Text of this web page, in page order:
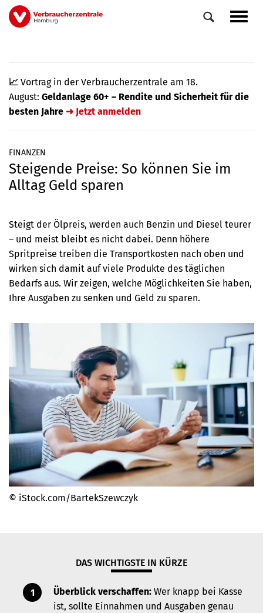
Direkt
zum
📈 Vortrag in der Verbraucherzentrale am 18.
August: Geldanlage 60+ – Rendite und Sicherheit für die
besten Jahre ➜ Jetzt anmelden
Veranstaltungen
0
Elemente
FINANZEN
Steigende Preise: So können Sie im
Alltag Geld sparen
Steigt der Ölpreis, werden auch Benzin und Diesel teurer
– und meist bleibt es nicht dabei. Denn höhere
Spritpreise treiben die Transportkosten nach oben und
wirken sich damit auf viele Produkte des täglichen
Bedarfs aus. Wir zeigen, welche Möglichkeiten Sie haben,
Ihre Ausgaben zu senken und Geld zu sparen.
© iStock.com/BartekSzewczyk
DAS WICHTIGSTE IN KÜRZE
Überblick verschaffen: Wer knapp bei Kasse
ist, sollte Einnahmen und Ausgaben genau